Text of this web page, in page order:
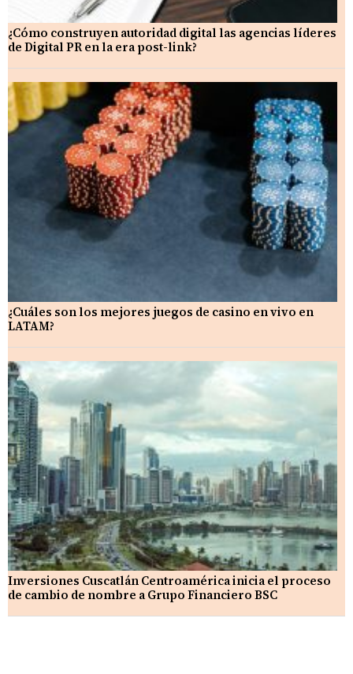
¿Cómo construyen autoridad digital las agencias líderes
de Digital PR en la era post-link?
¿Cuáles son los mejores juegos de casino en vivo en
LATAM?
Inversiones Cuscatlán Centroamérica inicia el proceso
de cambio de nombre a Grupo Financiero BSC